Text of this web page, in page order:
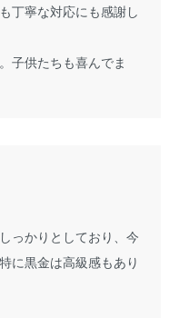
丁寧な対応にも感謝し
子供たちも喜んでま
っかりとしており、今
に黒金は高級感もあり